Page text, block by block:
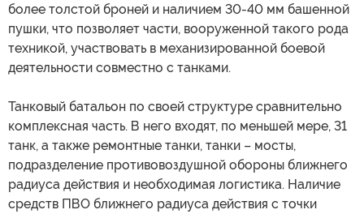
более толстой броней и наличием 30-40 мм башенной
пушки, что позволяет части, вооруженной такого рода
техникой, участвовать в механизированной боевой
деятельности совместно с танками.
Танковый батальон по своей структуре сравнительно
комплексная часть. В него входят, по меньшей мере, 31
танк, а также ремонтные танки, танки – мосты,
подразделение противовоздушной обороны ближнего
радиуса действия и необходимая логистика. Наличие
средств ПВО ближнего радиуса действия с точки